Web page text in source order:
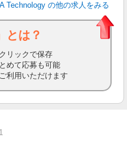
Technology の他の求人をみる
とは？
リックで保存
めて応募も可能
利用いただけます